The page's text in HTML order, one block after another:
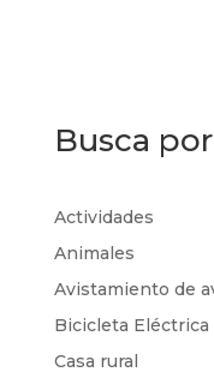
Busca
Actividades
Animales
Avistamiento de
Bicicleta Eléctrica
Casa rural